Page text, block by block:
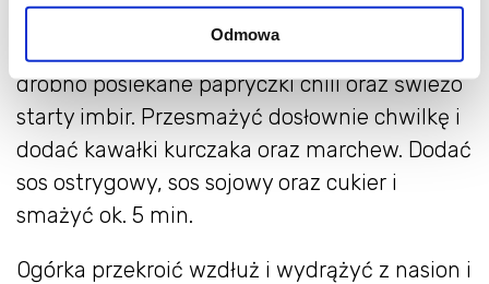
Odmowa
pokroić w cienkie paski. W woku lub na
drobno posiekane papryczki chili oraz świeżo
starty imbir. Przesmażyć dosłownie chwilkę i
dodać kawałki kurczaka oraz marchew. Dodać
sos ostrygowy, sos sojowy oraz cukier i
smażyć ok. 5 min.
Ogórka przekroić wzdłuż i wydrążyć z nasion i